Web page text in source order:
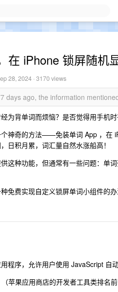
在 iPhone 锁屏随机
28, 2024 · 3170 views
days ago, the information
为背单词而烦恼？是否觉得用手机
神奇的方法——免装单词 App ，在
日积月累，词汇量自然水涨船高！
这种功能，但通常有一些问题：单
免费实现自定义锁屏单词小组件的办
程序，允许用户使用 JavaScript 自
苹果应用商店的开发者工具类排名